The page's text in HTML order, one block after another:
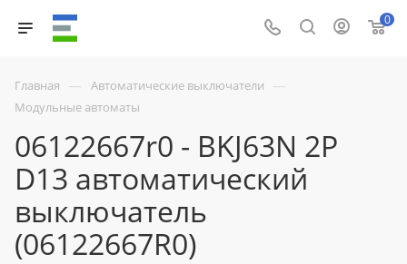
0
Главная — Автоматические выключатели —
Модульные автоматы
06122667r0 - BKJ63N 2P
D13 автоматический
выключатель
(06122667R0)